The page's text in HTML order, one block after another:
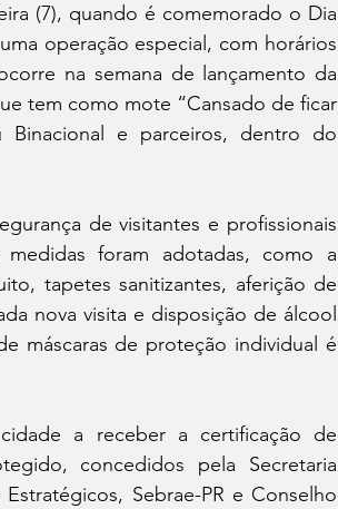
(7), quando é comemorado o Dia
operação especial, com horários
na semana de lançamento da
tem como mote “Cansado de ficar
Binacional e parceiros, dentro do
de visitantes e profissionais
foram adotadas, como a
tapetes sanitizantes, aferição de
nova visita e disposição de álcool
máscaras de proteção individual é
a receber a certificação de
concedidos pela Secretaria
Sebrae-PR e Conselho